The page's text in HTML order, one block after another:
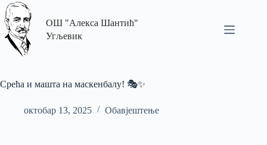
ОШ "Алекса Шантић"
Угљевик
Срећа и машта на маскенбалу! 🎭✨
октобар 13, 2025 Обавјештење